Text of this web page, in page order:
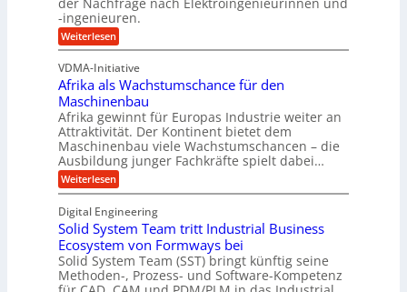
g
e
n
B
S
C
L
w
e
i
t
e
r
e
n
t
w
s
H
y
b
r
i
d
-
K
u
g
e
l
l
a
g
f
e
r
e
l
t
U
m
s
t
z
k
n
a
-ingenieuren.
Weiterlesen:
V
E
s
i
e
h
t
E
r
h
o
u
n
g
a
m
A
VDMA-Initiative
Afrika als Wachstumschance für den
Maschinenbau
Afrika gewinnt für Europas Industrie weiter an
Attraktivität. Der Kontinent bietet dem
Maschinenbau viele Wachstumschancen – die
Ausbildung junger Fachkräfte spielt dabei…
Weiterlesen:
A
r
i
k
a
a
Digital Engineering
Solid System Team tritt Industrial Business
Ecosystem von Formways bei
Solid System Team (SST) bringt künftig seine
Methoden-, Prozess- und Software-Kompetenz